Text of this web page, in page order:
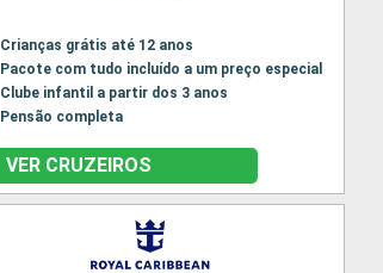
Crianças grátis até 12 anos
Pacote com tudo incluído a um preço especial
Clube infantil a partir dos 3 anos
Pensão completa
VER CRUZEIROS